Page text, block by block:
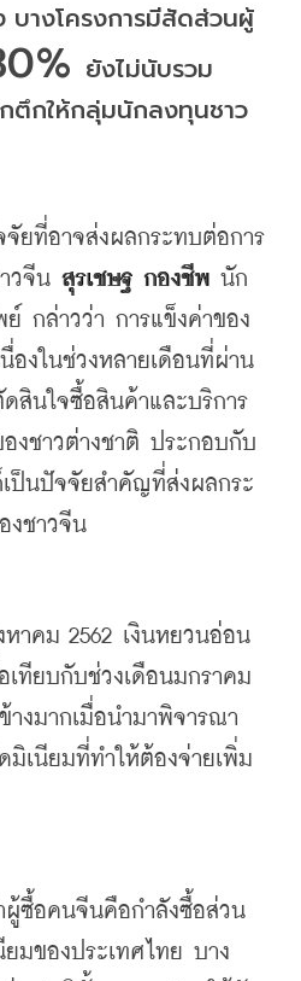
บางโครงการมีสัดส่วนผู้
ยังไม่นับรวม
ตึกให้กลุ่มนักลงทุนชาว
ยที่อาจส่งผลกระทบต่อการ
วจีน สุรเชษฐ กองชีพ นัก
ย์ กล่าวว่า การแข็งค่าของ
องในช่วงหลายเดือนที่ผ่าน
สินใจซื้อสินค้าและบริการ
งชาวต่างชาติ ประกอบกับ
ป็นปัจจัยสำคัญที่ส่งผลกระ
งชาวจีน
หาคม 2562 เงินหยวนอ่อน
เทียบกับช่วงเดือนมกราคม
างมากเมื่อนำมาพิจารณา
เนียมที่ทำให้ต้องจ่ายเพิ่ม
ผู้ซื้อคนจีนคือกำลังซื้อส่วน
มของประเทศไทย บาง